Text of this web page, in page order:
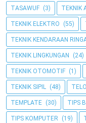
TASAWUF (3) TEKNIK
TEKNIK ELEKTRO (55)
TEKNIK KENDARAAN
TEKNIK LINGKUNGAN (24)
TEKNIK OTOMOTIF (1)
TEKNIK SIPIL (48)
TEMPLATE (30) TIPS
TIPS KOMPUTER (19)